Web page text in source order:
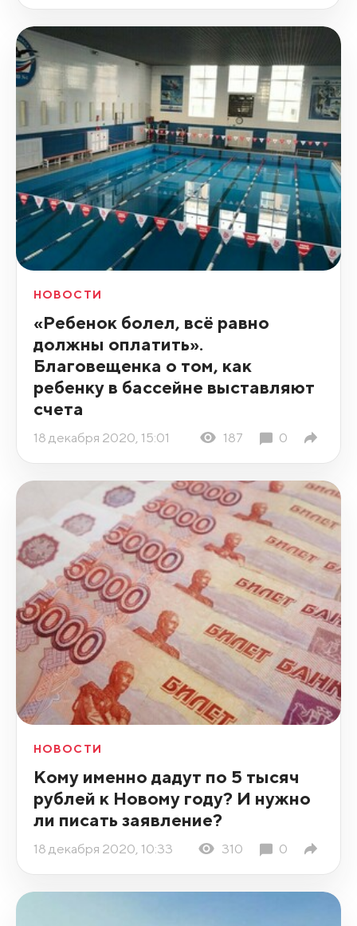
НОВОСТИ
«Ребенок болел, всё равно
должны оплатить».
Благовещенка о том, как
ребенку в бассейне выставляют
счета
18 декабря 2020, 15:01 187 0
НОВОСТИ
Кому именно дадут по 5 тысяч
рублей к Новому году? И нужно
ли писать заявление?
18 декабря 2020, 10:33 310 0